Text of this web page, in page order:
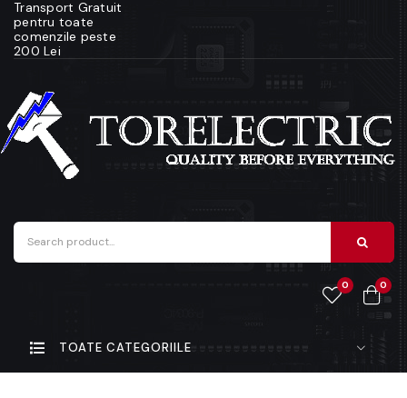
Transport Gratuit
pentru toate
comenzile peste
200 Lei
0 0
TOATE CATEGORIILE